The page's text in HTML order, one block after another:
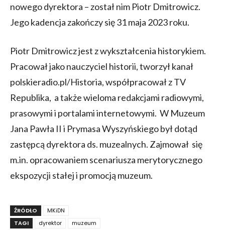
nowego dyrektora – został nim Piotr Dmitrowicz.
Jego kadencja zakończy się 31 maja 2023 roku.
Piotr Dmitrowicz jest z wykształcenia historykiem.
Pracował jako nauczyciel historii, tworzył kanał
polskieradio.pl/Historia, współpracował z TV
Republika, a także wieloma redakcjami radiowymi,
prasowymi i portalami internetowymi. W Muzeum
Jana Pawła II i Prymasa Wyszyńskiego był dotąd
zastępcą dyrektora ds. muzealnych. Zajmował się
m.in. opracowaniem scenariusza merytorycznego
ekspozycji stałej i promocją muzeum.
ŹRÓDŁO
MKiDN
TAGI
dyrektor
muzeum